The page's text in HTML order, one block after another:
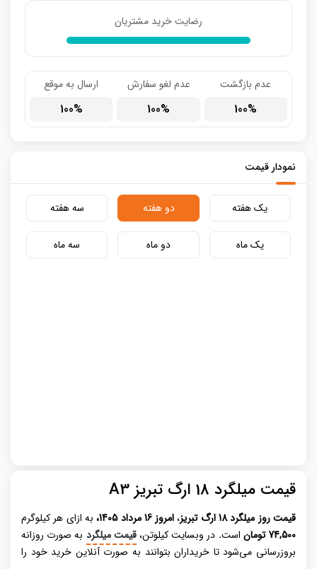
رضایت خرید مشتریان
عدم بازگشت
100
عدم لغو سفارش
100
ارسال به موقع
100
نمودار قیمت
یک هفته دو هفته سه هفته
یک ماه دو ماه سه ماه
قیمت میلگرد 18 ارگ تبریز A3
قیمت روز میلگرد18 ارگ تبریز ،امروز 16 مرداد 1405،
به ازای هر کیلوگرم
74,500 تومان
است. در وبسایت کیلوتن،قیمت میلگرد به صورت روزانه
بروزرسانی می‌شود تا خریداران بتوانند به صورت آنلاین خرید خود را